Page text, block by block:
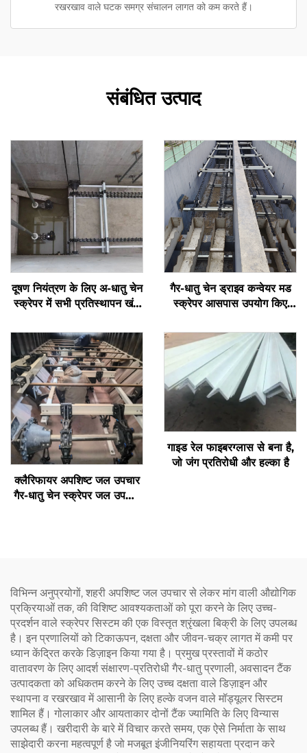
रखरखाव वाले घटक समग्र संचालन लागत को कम करते हैं।
संबंधित उत्पाद
दूषण नियंत्रण के लिए अ-धातु चेन
स्क्रेपर में सभी प्रतिस्थापन खंड
गैर-धातु चेन ड्राइव कन्वेयर मड
स्क्रेपर आसपास उपयोग किए
सामग्री
क्लैरिफायर अपशिष्ट जल उपचार
गैर-धातु चेन स्क्रेपर जल उपचार
गाइड रेल फाइबरग्लास से बना है,
जो जंग प्रतिरोधी और हल्का है
विभिन्न अनुप्रयोगों, शहरी अपशिष्ट जल उपचार से लेकर मांग वाली औद्योगिक
प्रक्रियाओं तक, की विशिष्ट आवश्यकताओं को पूरा करने के लिए उच्च-
प्रदर्शन वाले स्क्रेपर सिस्टम की एक विस्तृत श्रृंखला बिक्री के लिए उपलब्ध
है। इन प्रणालियों को टिकाऊपन, दक्षता और जीवन-चक्र लागत में कमी पर
ध्यान केंद्रित करके डिज़ाइन किया गया है। प्रमुख प्रस्तावों में कठोर
वातावरण के लिए आदर्श संक्षारण-प्रतिरोधी गैर-धातु प्रणाली, अवसादन टैंक
उत्पादकता को अधिकतम करने के लिए उच्च दक्षता वाले डिज़ाइन और
स्थापना व रखरखाव में आसानी के लिए हल्के वजन वाले मॉड्यूलर सिस्टम
शामिल हैं। गोलाकार और आयताकार दोनों टैंक ज्यामिति के लिए विन्यास
उपलब्ध हैं। खरीदारी के बारे में विचार करते समय, एक ऐसे निर्माता के साथ
साझेदारी करना महत्वपूर्ण है जो मजबूत इंजीनियरिंग सहायता प्रदान करे